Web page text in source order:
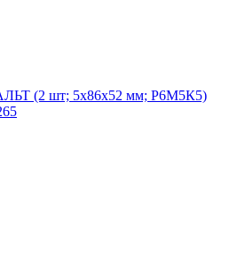
(2 шт; 5х86х52 мм; Р6М5К5)